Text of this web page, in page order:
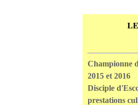
Championne
2015 et 2016
Disciple
prestations